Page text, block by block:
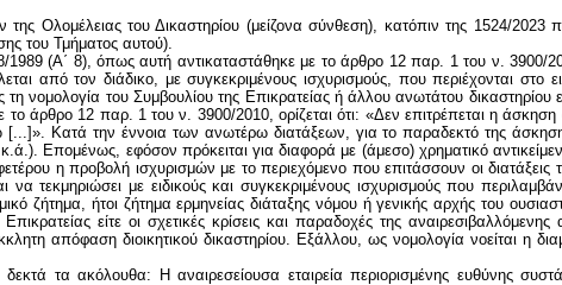
Ολομέλειας του Δικαστηρίου (μείζονα σύνθεση), κατόπιν της 1524/
του Τμήματος αυτού).
(Α΄ 8), όπως αυτή αντικαταστάθηκε με το άρθρο 12 παρ. 1 του ν. 3900/
από τον διάδικο, με συγκεκριμένους ισχυρισμούς, που περιέχονται στο
νομολογία του Συμβουλίου της Επικρατείας ή άλλου ανωτάτου
άρθρο 12 παρ. 1 του ν. 3900/2010, ορίζεται ότι: «Δεν επιτρέπεται η
[...]». Κατά την έννοια των ανωτέρω διατάξεων, για το παραδεκτό της
εφόσον πρόκειται για διαφορά με (άμεσο) χρηματικό
η προβολή ισχυρισμών με το περιεχόμενο που επιτάσσουν οι
τεκμηριώσει με ειδικούς και συγκεκριμένους ισχυρισμούς που
ζήτημα, ήτοι ζήτημα ερμηνείας διάταξης νόμου ή γενικής αρχής του
είτε οι σχετικές κρίσεις και παραδοχές της
απόφαση διοικητικού δικαστηρίου. Εξάλλου, ως νομολογία νοείται η
περί απαλλαγής από τον ΦΠΑ. Εξάλλου, κατόπιν εισαγγελικής παραγγελίας, το Σώμα Δίωξης Οικονομικού Εγκλήματος (ΣΔΟΕ) Κεντρικής Μακεδονίας διενήργησε έρευνα στην επιχείρηση της αναιρεσείουσας, η οποία είχε ήδη λάβει επιστροφές ΦΠΑ για πωλήσεις-εξαγωγές ρολογιών κατά τα έτη 2000 και 2001. Στο πλαίσιο του ως άνω ελέγχου υπάλληλοι της Περιφερειακής Διεύθυνσης ΣΔΟΕ Αττικής παρέλαβαν από το υποκατάστημα της αναιρεσείουσας (βλ. τις ... και .../31.10.2001 αποδείξεις παραλαβής): α) στελέχη αποδείξεων λιανικής πώλησης (ΑΛΠ), β) πρωτότυπες ΑΛΠ που φέρουν σφραγίδες Τελωνείων της ΕΕ και γ) πιστωτικά τιμολόγια με λήπτες ταξιδιώτες-κατοίκους τρίτων χωρών, σύμφωνα με τα οποία η αναιρεσείουσα φέρεται ότι επέστρεψε σε αυτούς τον ΦΠΑ που αναλογούσε στις αγορές που πραγματοποιήθηκαν με τις ανωτέρω ΑΛΠ. Τα ανωτέρω φορολογικά στοιχεία διαβιβάστηκαν για ελεγκτικές επαληθεύσεις στο ΣΔΟΕ Κεντρικής Μακεδονίας, το οποίο, στη συνέχεια, απέστειλε το από 28.12.2001 έγγραφό του προς την Κεντρική Υπηρεσία του ΣΔΟΕ, ζητώντας να επιβεβαιωθεί για μία σειρά ΑΛΠ η εξαγωγή των ρολογιών από τα διάφορα αεροδρόμια και Τελωνεία της ΕΕ. Σύμφωνα με τα .../30.10.2002, .../9.10.2002 και .../8.11.2004 έγγραφα της Κεντρικής Υπηρεσίας του ΣΔΟΕ, τα οποία γνωστοποιήθηκαν στη ... ΔΟΥ ....με τις από 29.9.2004 και 17.11.2004 πληροφοριακές εκθέσεις ελέγχου του ΣΔΟΕ Κεντρικής Μακεδονίας, κατά τη διεξαχθείσα από τις γερμανικές τελωνειακές αρχές έρευνα, ..ΑΛΠ έκδοσης της αναιρεσείουσας, συνολικής αξίας 262.335,08 ευρώ, με ημερομηνίες έκδοσης εντός του έτους 2000, έφεραν πλαστές σφραγίδες εξαγωγής από την ΕΕ. Με τους .../3.11.2005 τίτλους έκπτωσης (Ατομικά Φύλλα Έκπτωσης, ΑΦΕΚ) ΦΠΑ της ... ΔΟΥ ..... επεστράφη τελικά στην αναιρεσείουσα το ποσό των 257.277,02 ευρώ, ως πιστωτικό υπόλοιπο ΦΠΑ για την επίμαχη διαχειριστική χρήση από 1.1.2001 έως 31.12.2001. Ακολούθως, η αναιρεσείουσα άσκησε στις 31.12.2007 την ένδικη αγωγή, με την οποία ζήτησε, κατόπιν μετατροπής του καταψηφιστικού αιτήματος σε αναγνωριστικό, να αναγνωριστεί η υποχρέωση του Ελληνικού Δημοσίου να της καταβάλει, νομιμοτόκως από την άσκηση της αγωγής, τα αναφερόμενα στη 2η σκέψη ποσά. Ειδικότερα, με την ένδικη αγωγή η αναιρεσείουσα ισχυρίστηκε ότι τον Σεπτέμβριο του έτους 2000 έθεσε σε λειτουργία το υποκατάστημά της στην Αθήνα με αποκλειστικό αντικείμενο εργασιών τις λιανικές πωλήσεις ρολογιών «ROLEX» προς ταξιδιώτες – κατοίκους τρίτων χωρών, απαλλασσόμενες από τον ΦΠΑ με επιστροφή του καταβληθέντος φόρου μετά την εξαγωγή, ότι για τις πραγματοποιηθείσες από αυτήν πωλήσεις συνέτρεχαν οι οριζόμενες από τον νόμο προϋποθέσεις επιστροφής του πιστωτικού υπολοίπου του ΦΠΑ, το οποίο επεστράφη σ’ αυτήν για τη διαχειριστική χρήση 2000 κατά ποσοστό 100%, ενώ για την επίμαχη διαχειριστική χρήση 2001 μόνο για τους μήνες Ιανουάριο έως και Ιούνιο κατά ποσοστό 90% του οφειλόμενου ποσού. Περαιτέρω, η αναιρεσείουσα ισχυρίστηκε ότι, ενόψει των αιτιάσεων των οργάνων του Δημοσίου περί εικονικότητας των εξαγωγών και μετά τον έλεγχο που διενεργήθηκε στο υποκατάστημά της στις 31.10.2001 από όργανα του ΣΔΟΕ, το οποίο παρήγγειλε προς τη.. ΔΟΥ .... να μην προχωρήσει - ενόψει του διενεργούμενου ελέγχου - σε περαιτέρω επιστροφή ΦΠΑ, αυτή αναγκάστηκε να διακόψει από το ως άνω χρονικό σημείο (31.10.2001) κάθε δραστηριότητα του υποκαταστήματός της, καθώς ήταν οικονομικά ασύμφορο να καταβάλλει, ως όφειλε, τον ΦΠΑ στους